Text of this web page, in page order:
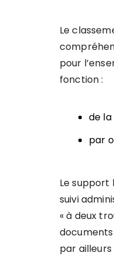
Le
pour
fonction :
de
par
Le support
suivi
« à deux
documents
par